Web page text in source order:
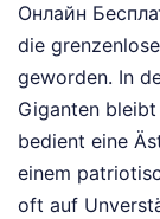
Онлайн
die
geworden. In
Giganten
bedient eine
einem
oft auf